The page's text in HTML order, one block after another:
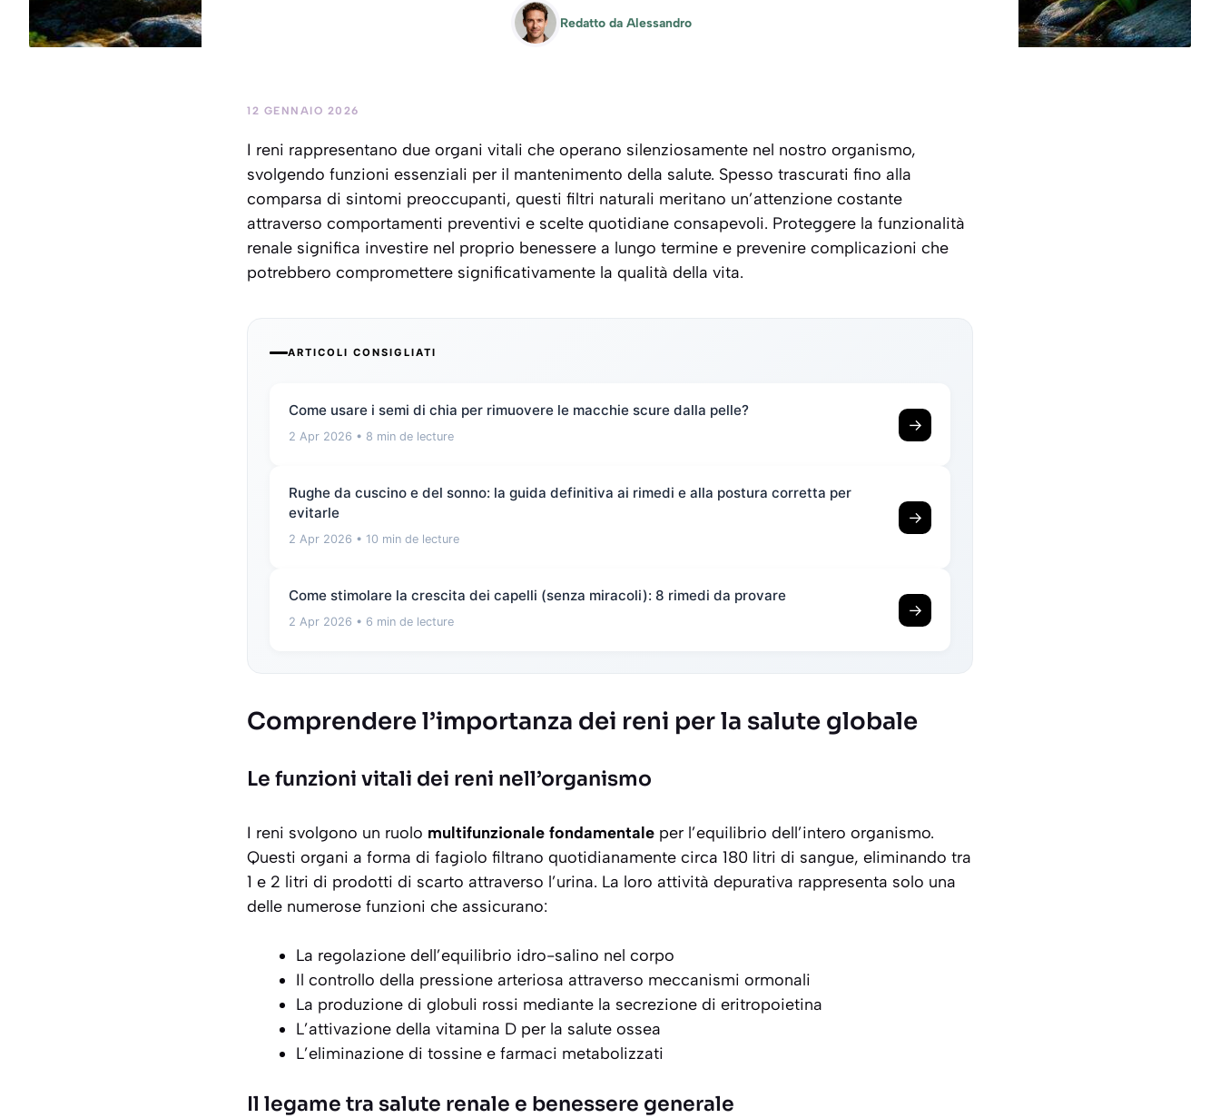
Redatto da Alessandro
12 GENNAIO 2026
I reni rappresentano due organi vitali che operano silenziosamente nel nostro organismo,
svolgendo funzioni essenziali per il mantenimento della salute. Spesso trascurati fino alla
comparsa di sintomi preoccupanti, questi filtri naturali meritano un’attenzione costante
attraverso comportamenti preventivi e scelte quotidiane consapevoli. Proteggere la funzionalità
renale significa investire nel proprio benessere a lungo termine e prevenire complicazioni che
potrebbero compromettere significativamente la qualità della vita.
ARTICOLI CONSIGLIATI
Come usare i semi di chia per rimuovere le macchie scure dalla pelle?
2 Apr 2026 • 8 min de lecture
→
Rughe da cuscino e del sonno: la guida definitiva ai rimedi e alla postura corretta per
evitarle
2 Apr 2026 • 10 min de lecture
→
Come stimolare la crescita dei capelli (senza miracoli): 8 rimedi da provare
2 Apr 2026 • 6 min de lecture
→
Comprendere l’importanza dei reni per la salute globale
Le funzioni vitali dei reni nell’organismo
I reni svolgono un ruolo multifunzionale fondamentale per l’equilibrio dell’intero organismo.
Questi organi a forma di fagiolo filtrano quotidianamente circa 180 litri di sangue, eliminando tra
1 e 2 litri di prodotti di scarto attraverso l’urina. La loro attività depurativa rappresenta solo una
delle numerose funzioni che assicurano:
La regolazione dell’equilibrio idro-salino nel corpo
Il controllo della pressione arteriosa attraverso meccanismi ormonali
La produzione di globuli rossi mediante la secrezione di eritropoietina
L’attivazione della vitamina D per la salute ossea
L’eliminazione di tossine e farmaci metabolizzati
Il legame tra salute renale e benessere generale